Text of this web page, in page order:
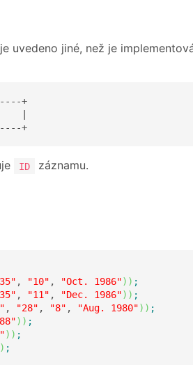
uvedeno jiné, než je
+
|
+
ID záznamu.
, "10" , "Oct. 1986") ) ;
, "11" , "Dec. 1986") ) ;
, "28" , "8" , "Aug. 1980") ) ;
) ) ;
) ) ;
) ;